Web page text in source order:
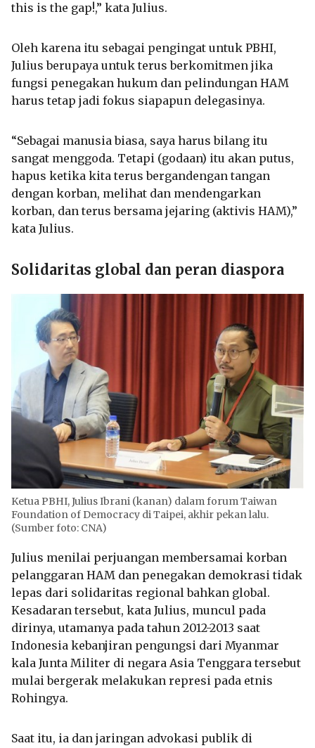
this is the gap!,” kata Julius.
Oleh karena itu sebagai pengingat untuk PBHI,
Julius berupaya untuk terus berkomitmen jika
fungsi penegakan hukum dan pelindungan HAM
harus tetap jadi fokus siapapun delegasinya.
“Sebagai manusia biasa, saya harus bilang itu
sangat menggoda. Tetapi (godaan) itu akan putus,
hapus ketika kita terus bergandengan tangan
dengan korban, melihat dan mendengarkan
korban, dan terus bersama jejaring (aktivis HAM),”
kata Julius.
Solidaritas global dan peran diaspora
Ketua PBHI, Julius Ibrani (kanan) dalam forum Taiwan
Foundation of Democracy di Taipei, akhir pekan lalu.
(Sumber foto: CNA)
Julius menilai perjuangan membersamai korban
pelanggaran HAM dan penegakan demokrasi tidak
lepas dari solidaritas regional bahkan global.
Kesadaran tersebut, kata Julius, muncul pada
dirinya, utamanya pada tahun 2012-2013 saat
Indonesia kebanjiran pengungsi dari Myanmar
kala Junta Militer di negara Asia Tenggara tersebut
mulai bergerak melakukan represi pada etnis
Rohingya.
Saat itu, ia dan jaringan advokasi publik di